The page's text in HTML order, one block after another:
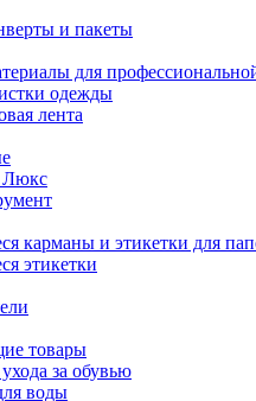
и пакеты
для
одежды
лента
Люкс
карманы и этикетки для
этикетки
товары
за обувью
воды